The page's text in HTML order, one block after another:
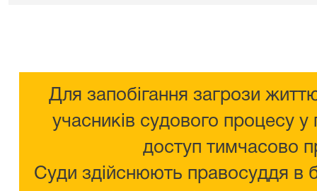
Для запобігання загрози
учасників судового процесу у
доступ тимчасово
Суди здійснюють правосуддя в